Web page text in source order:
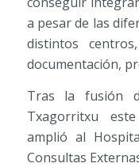
a pesar de las
distintos
documentación,
Tras la fusión
Txagorritxu
amplió al
Consultas